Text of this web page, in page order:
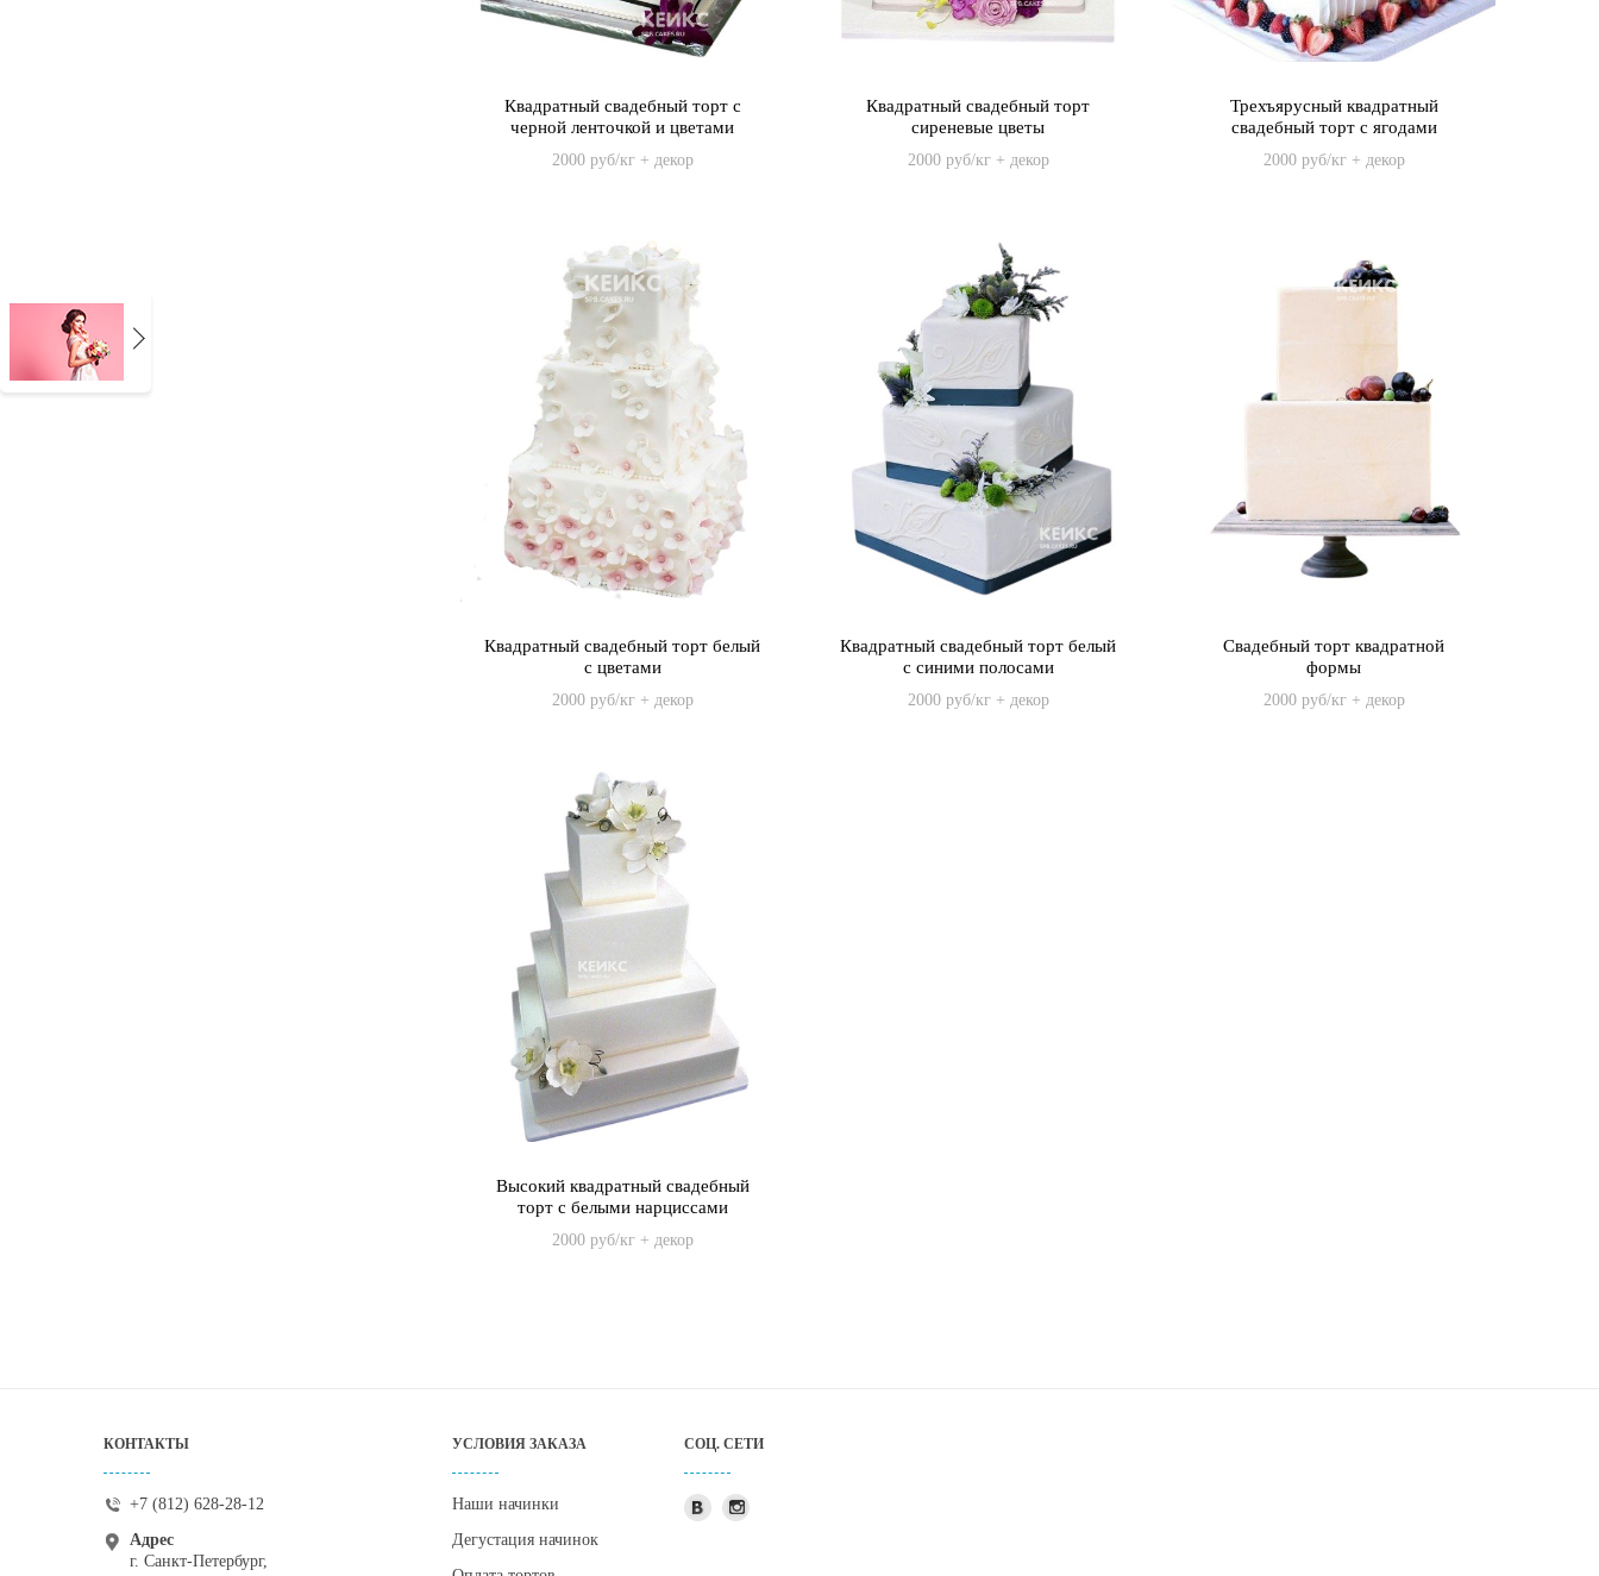
Квадратный свадебный торт с
черной ленточкой и цветами
2000 руб/кг + декор
Квадратный свадебный торт
сиреневые цветы
2000 руб/кг + декор
Трехъярусный квадратный
свадебный торт с ягодами
2000 руб/кг + декор
Квадратный свадебный торт белый
с цветами
2000 руб/кг + декор
Квадратный свадебный торт белый
с синими полосами
2000 руб/кг + декор
Свадебный торт квадратной
формы
2000 руб/кг + декор
Высокий квадратный свадебный
торт с белыми нарциссами
2000 руб/кг + декор
КОНТАКТЫ
+7 (812) 628-28-12
Адрес
г. Санкт-Петербург,
УСЛОВИЯ ЗАКАЗА
Наши начинки
Дегустация начинок
СОЦ. СЕТИ